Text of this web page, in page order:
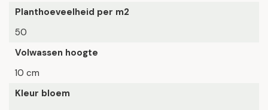
Planthoeveelheid per m2
50
Volwassen hoogte
10 cm
Kleur bloem